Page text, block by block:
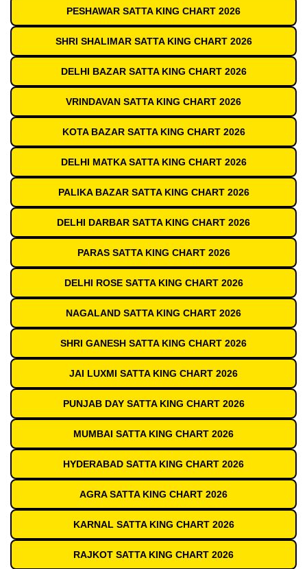
PESHAWAR SATTA KING CHART 2026
SHRI SHALIMAR SATTA KING CHART 2026
DELHI BAZAR SATTA KING CHART 2026
VRINDAVAN SATTA KING CHART 2026
KOTA BAZAR SATTA KING CHART 2026
DELHI MATKA SATTA KING CHART 2026
PALIKA BAZAR SATTA KING CHART 2026
DELHI DARBAR SATTA KING CHART 2026
PARAS SATTA KING CHART 2026
DELHI ROSE SATTA KING CHART 2026
NAGALAND SATTA KING CHART 2026
SHRI GANESH SATTA KING CHART 2026
JAI LUXMI SATTA KING CHART 2026
PUNJAB DAY SATTA KING CHART 2026
MUMBAI SATTA KING CHART 2026
HYDERABAD SATTA KING CHART 2026
AGRA SATTA KING CHART 2026
KARNAL SATTA KING CHART 2026
RAJKOT SATTA KING CHART 2026